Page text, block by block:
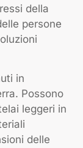
della
persone
in
Possono
leggeri in
delle